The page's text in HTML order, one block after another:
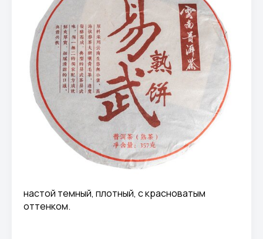
настой темный, плотный, с красноватым
оттенком.